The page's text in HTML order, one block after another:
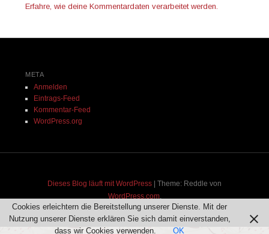
Erfahre, wie deine Kommentardaten verarbeitet werden.
META
Anmelden
Eintrags-Feed
Kommentar-Feed
WordPress.org
Dieses Blog läuft mit WordPress | Theme: Reddle von
WordPress.com.
Cookies erleichtern die Bereitstellung unserer Dienste. Mit der
Nutzung unserer Dienste erklären Sie sich damit einverstanden,
dass wir Cookies verwenden.
OK